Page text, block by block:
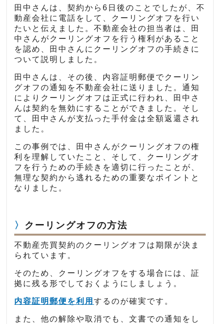
田中さんは、契約から6日後のことでしたが、不
動産会社に電話をして、クーリングオフを行い
たいと伝えました。不動産会社の担当者は、田
中さんがクーリングオフを行う権利があること
を認め、田中さんにクーリングオフの手続きに
ついて説明しました。
田中さんは、その後、内容証明郵便でクーリン
グオフの通知を不動産会社に送りました。通知
によりクーリングオフは正式に行われ、田中さ
んは契約を無効にすることができました。そし
て、田中さんが支払った手付金は全額返還され
ました。
この事例では、田中さんがクーリングオフの権
利を理解していたこと、そして、クーリングオ
フを行うための手続きを適切に行ったことが、
無理な契約から逃れるための重要なポイントと
なりました。
クーリングオフの方法
不動産売買契約のクーリングオフは期限が決ま
られています。
そのため、クーリングオフをする場合には、証
拠に残る形でしておくようにしましょう。
内容証明郵便を利用するのが確実です。
また、他の解除や取消でも、文書での通知をし